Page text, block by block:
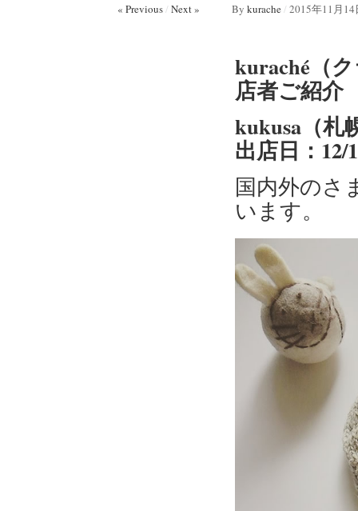
« Previous/ Next » By kurache/ 2015年11月14
kuraché（
店者ご紹介
kukusa（札
出店日：12/
国内外のさ
います。